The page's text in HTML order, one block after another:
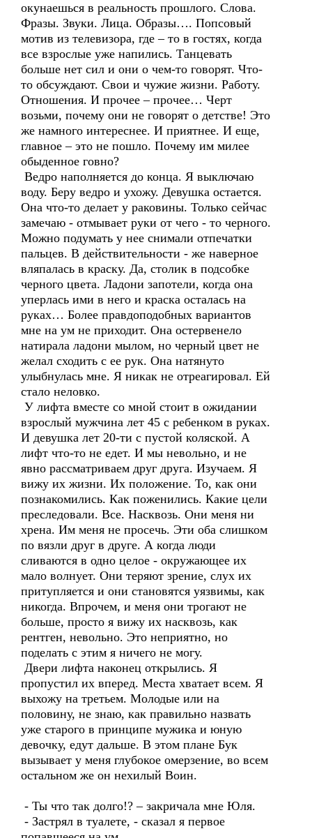
окунаешься в реальность прошлого. Слова.
Фразы. Звуки. Лица. Образы…. Попсовый
мотив из телевизора, где – то в гостях, когда
все взрослые уже напились. Танцевать
больше нет сил и они о чем-то говорят. Что-
то обсуждают. Свои и чужие жизни. Работу.
Отношения. И прочее – прочее… Черт
возьми, почему они не говорят о детстве! Это
же намного интереснее. И приятнее. И еще,
главное – это не пошло. Почему им милее
обыденное говно?
Ведро наполняется до конца. Я выключаю
воду. Беру ведро и ухожу. Девушка остается.
Она что-то делает у раковины. Только сейчас
замечаю - отмывает руки от чего - то черного.
Можно подумать у нее снимали отпечатки
пальцев. В действительности - же наверное
вляпалась в краску. Да, столик в подсобке
черного цвета. Ладони запотели, когда она
уперлась ими в него и краска осталась на
руках… Более правдоподобных вариантов
мне на ум не приходит. Она остервенело
натирала ладони мылом, но черный цвет не
желал сходить с ее рук. Она натянуто
улыбнулась мне. Я никак не отреагировал. Ей
стало неловко.
У лифта вместе со мной стоит в ожидании
взрослый мужчина лет 45 с ребенком в руках.
И девушка лет 20-ти с пустой коляской. А
лифт что-то не едет. И мы невольно, и не
явно рассматриваем друг друга. Изучаем. Я
вижу их жизни. Их положение. То, как они
познакомились. Как поженились. Какие цели
преследовали. Все. Насквозь. Они меня ни
хрена. Им меня не просечь. Эти оба слишком
по вязли друг в друге. А когда люди
сливаются в одно целое - окружающее их
мало волнует. Они теряют зрение, слух их
притупляется и они становятся уязвимы, как
никогда. Впрочем, и меня они трогают не
больше, просто я вижу их насквозь, как
рентген, невольно. Это неприятно, но
поделать с этим я ничего не могу.
Двери лифта наконец открылись. Я
пропустил их вперед. Места хватает всем. Я
выхожу на третьем. Молодые или на
половину, не знаю, как правильно назвать
уже старого в принципе мужика и юную
девочку, едут дальше. В этом плане Бук
вызывает у меня глубокое омерзение, во всем
остальном же он нехилый Воин.
- Ты что так долго!? – закричала мне Юля.
- Застрял в туалете, - сказал я первое